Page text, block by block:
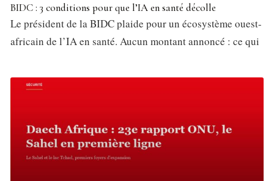
BIDC : 3 conditions pour que l’IA en santé décolle
Le président de la BIDC plaide pour un écosystème ouest-
africain de l’IA en santé. Aucun montant annoncé : ce qui